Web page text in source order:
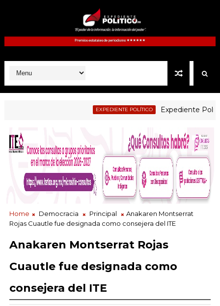
EXPEDIENTE POLÍTICO Expediente
Home Democracia Principal
Anakaren Montserrat
Rojas Cuautle fue designada como consejera del ITE
Anakaren Montserrat Rojas
Cuautle fue designada como
consejera del ITE